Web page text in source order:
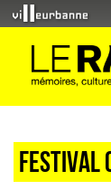
FESTIVAL